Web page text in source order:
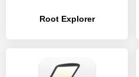
Root Explorer